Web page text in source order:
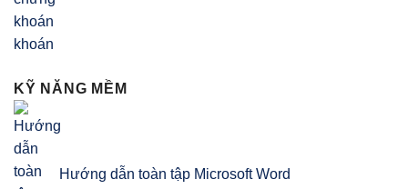
khoán
KỸ NĂNG MỀM
Hướng dẫn toàn tập Microsoft Word